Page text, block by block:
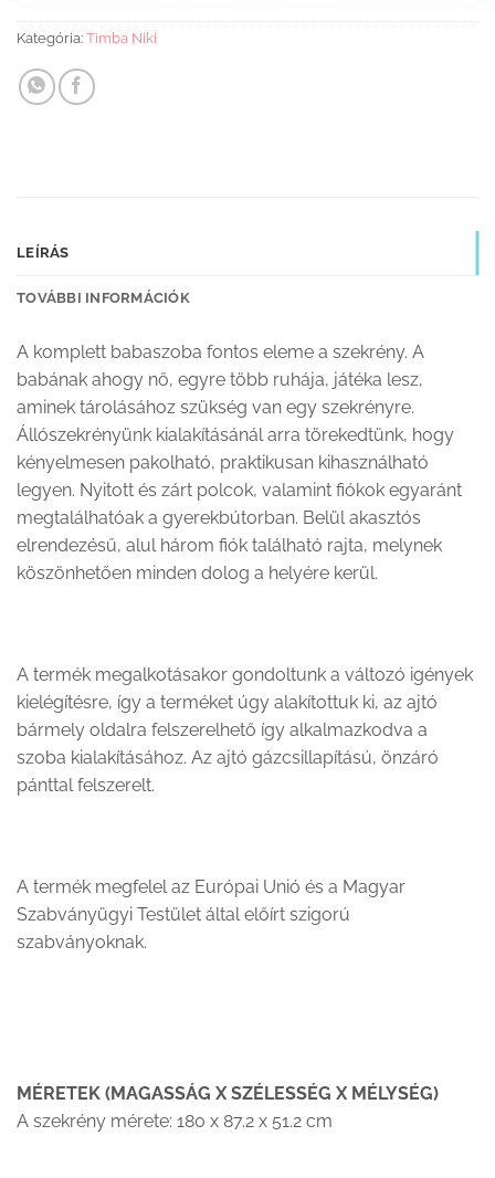
Kategória: Timba Niki
LEÍRÁS
TOVÁBBI INFORMÁCIÓK
A komplett babaszoba fontos eleme a szekrény. A
babának ahogy nő, egyre több ruhája, játéka lesz,
aminek tárolásához szükség van egy szekrényre.
Állószekrényünk kialakításánál arra törekedtünk, hogy
kényelmesen pakolható, praktikusan kihasználható
legyen. Nyitott és zárt polcok, valamint fiókok egyaránt
megtalálhatóak a gyerekbútorban. Belül akasztós
elrendezésű, alul három fiók található rajta, melynek
köszönhetően minden dolog a helyére kerül.
A termék megalkotásakor gondoltunk a változó igények
kielégítésre, így a terméket úgy alakítottuk ki, az ajtó
bármely oldalra felszerelhető így alkalmazkodva a
szoba kialakításához. Az ajtó gázcsillapítású, önzáró
pánttal felszerelt.
A termék megfelel az Európai Unió és a Magyar
Szabványügyi Testület által előírt szigorú
szabványoknak.
MÉRETEK (MAGASSÁG X SZÉLESSÉG X MÉLYSÉG)
A szekrény mérete: 180 x 87.2 x 51.2 cm